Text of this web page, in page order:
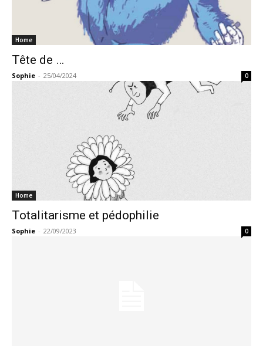
Home
Tête de …
Sophie - 25/04/2024 0
Home
Totalitarisme et pédophilie
Sophie - 22/09/2023 0